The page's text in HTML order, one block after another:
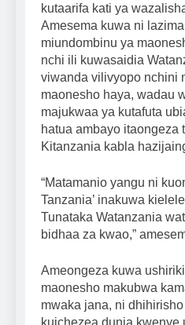
kutaarifa kati ya
Amesema kuwa ni
miundombinu ya
nchi ili kuwasaidia
viwanda vilivyopo nchini
maonesho haya, wadau
majukwaa ya kutafuta
hatua ambayo itaongeza
Kitanzania kabla
“Matamanio yangu ni
Tanzania’ inakuwa
Tunataka Watanzania
bidhaa za kwao,”
Ameongeza kuwa
maonesho makubwa
mwaka jana, ni
kuichezea dunia kwenye